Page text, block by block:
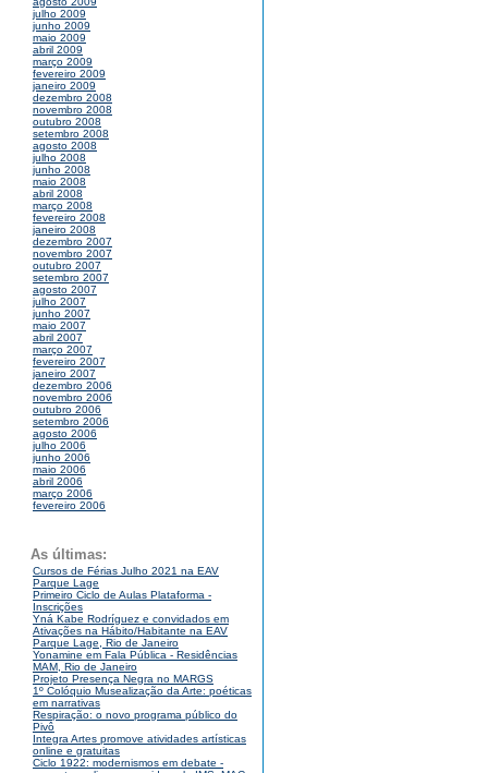
julho 2009
junho 2009
maio 2009
abril 2009
março 2009
fevereiro 2009
janeiro 2009
dezembro 2008
novembro 2008
outubro 2008
setembro 2008
agosto 2008
julho 2008
junho 2008
maio 2008
abril 2008
março 2008
fevereiro 2008
janeiro 2008
dezembro 2007
novembro 2007
outubro 2007
setembro 2007
agosto 2007
julho 2007
junho 2007
maio 2007
abril 2007
março 2007
fevereiro 2007
janeiro 2007
dezembro 2006
novembro 2006
outubro 2006
setembro 2006
agosto 2006
julho 2006
junho 2006
maio 2006
abril 2006
março 2006
fevereiro 2006
As últimas:
Cursos de Férias Julho 2021 na EAV
Parque Lage
Primeiro Ciclo de Aulas Plataforma -
Inscrições
Yná Kabe Rodríguez e convidados em
Ativações na Hábito/Habitante na EAV
Parque Lage, Rio de Janeiro
Yonamine em Fala Pública - Residências
MAM, Rio de Janeiro
Projeto Presença Negra no MARGS
1º Colóquio Musealização da Arte: poéticas
em narrativas
Respiração: o novo programa público do
Pivô
Integra Artes promove atividades artísticas
online e gratuitas
Ciclo 1922: modernismos em debate -